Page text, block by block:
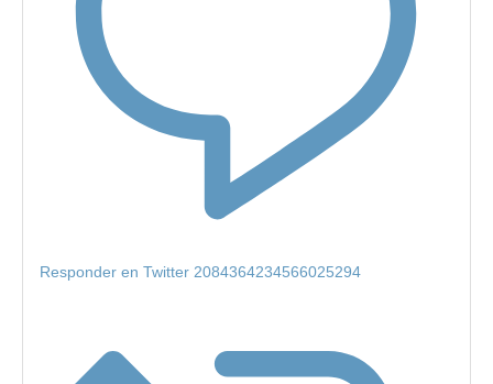
Responder en Twitter 2084364234566025294